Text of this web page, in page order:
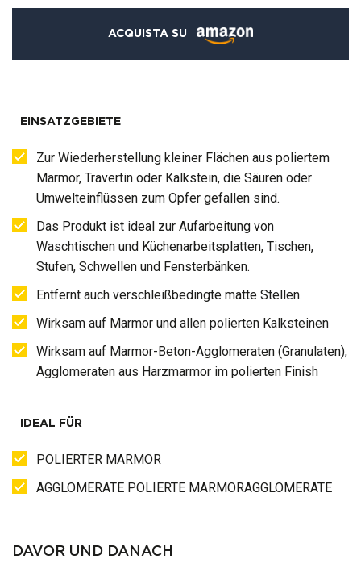
ACQUISTA SU
EINSATZGEBIETE
Zur Wiederherstellung kleiner Flächen aus poliertem
Marmor, Travertin oder Kalkstein, die Säuren oder
Umwelteinflüssen zum Opfer gefallen sind.
Das Produkt ist ideal zur Aufarbeitung von
Waschtischen und Küchenarbeitsplatten, Tischen,
Stufen, Schwellen und Fensterbänken.
Entfernt auch verschleißbedingte matte Stellen.
Wirksam auf Marmor und allen polierten Kalksteinen
Wirksam auf Marmor-Beton-Agglomeraten (Granulaten),
Agglomeraten aus Harzmarmor im polierten Finish
IDEAL FÜR
POLIERTER MARMOR
AGGLOMERATE POLIERTE MARMORAGGLOMERATE
DAVOR UND DANACH